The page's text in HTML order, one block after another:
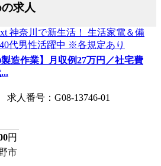
求人
製造作業】月収例27万円／社宅費
人番号：G08-13746-01
円
市